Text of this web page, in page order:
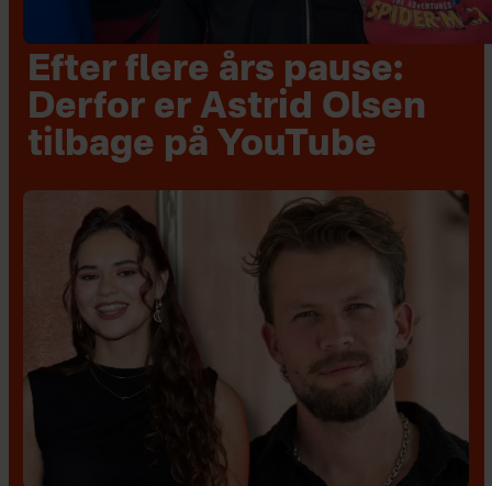
Efter flere års pause:
Derfor er Astrid Olsen
tilbage på YouTube